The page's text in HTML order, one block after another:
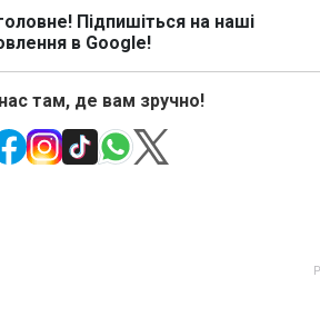
Підпишіться на наші
в Google!
там, де вам зручно!